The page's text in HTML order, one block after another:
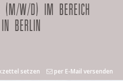
(M/W/D) IM BEREICH
BERLIN
setzen per E-Mail versenden